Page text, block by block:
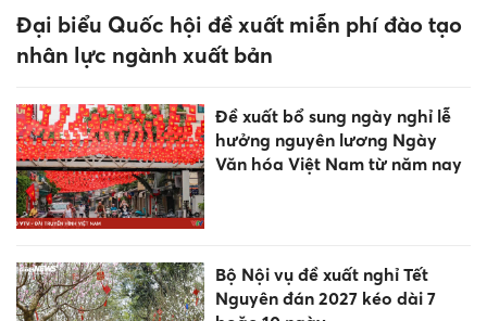
những điều này cuối năm 2026
"chiến thần dậy sớm", luôn
làm chủ cuộc đời